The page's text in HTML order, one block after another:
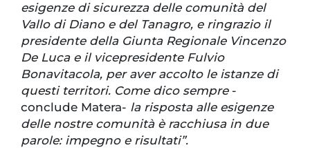
esigenze di sicurezza delle comunità del
Vallo di Diano e del Tanagro, e ringrazio il
presidente della Giunta Regionale Vincenzo
De Luca e il vicepresidente Fulvio
Bonavitacola, per aver accolto le istanze di
questi territori. Come dico sempre-
conclude Matera- la risposta alle esigenze
delle nostre comunità è racchiusa in due
parole: impegno e risultati”.